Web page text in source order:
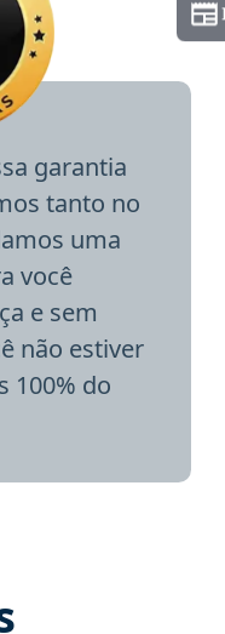
garantia
tanto no
uma
você
e sem
não estiver
100% do